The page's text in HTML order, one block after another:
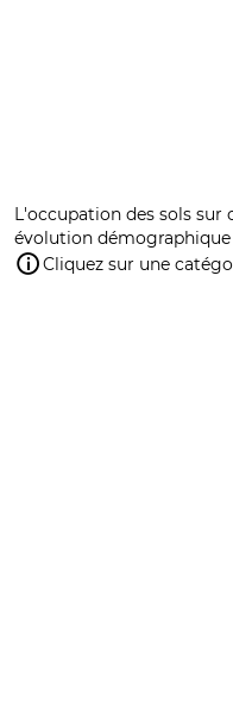
L'occupation des sols sur
évolution
Cliquez sur une